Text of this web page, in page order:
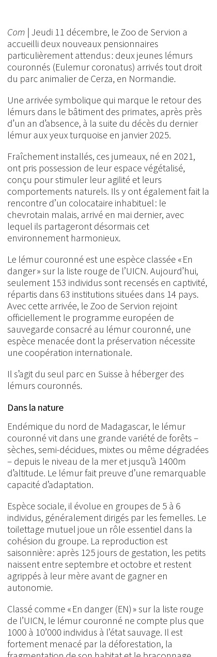
Com | Jeudi 11 décembre, le Zoo de Servion a
accueilli deux nouveaux pensionnaires
particulièrement attendus : deux jeunes lémurs
couronnés (Eulemur coronatus) arrivés tout droit
du parc animalier de Cerza, en Normandie.
Une arrivée symbolique qui marque le retour des
lémurs dans le bâtiment des primates, après près
d’un an d’absence, à la suite du décès du dernier
lémur aux yeux turquoise en janvier 2025.
Fraîchement installés, ces jumeaux, né en 2021,
ont pris possession de leur espace végétalisé,
conçu pour stimuler leur agilité et leurs
comportements naturels. Ils y ont également fait la
rencontre d’un colocataire inhabituel : le
chevrotain malais, arrivé en mai dernier, avec
lequel ils partageront désormais cet
environnement harmonieux.
Le lémur couronné est une espèce classée « En
danger » sur la liste rouge de l’UICN. Aujourd’hui,
seulement 153 individus sont recensés en captivité,
répartis dans 63 institutions situées dans 14 pays.
Avec cette arrivée, le Zoo de Servion rejoint
officiellement le programme européen de
sauvegarde consacré au lémur couronné, une
espèce menacée dont la préservation nécessite
une coopération internationale.
Il s’agit du seul parc en Suisse à héberger des
lémurs couronnés.
Dans la nature
Endémique du nord de Madagascar, le lémur
couronné vit dans une grande variété de forêts –
sèches, semi-décidues, mixtes ou même dégradées
– depuis le niveau de la mer et jusqu’à 1400m
d’altitude. Le lémur fait preuve d’une remarquable
capacité d’adaptation.
Espèce sociale, il évolue en groupes de 5 à 6
individus, généralement dirigés par les femelles. Le
toilettage mutuel joue un rôle essentiel dans la
cohésion du groupe. La reproduction est
saisonnière : après 125 jours de gestation, les petits
naissent entre septembre et octobre et restent
agrippés à leur mère avant de gagner en
autonomie.
Classé comme « En danger (EN) » sur la liste rouge
de l’UICN, le lémur couronné ne compte plus que
1000 à 10’000 individus à l’état sauvage. Il est
fortement menacé par la déforestation, la